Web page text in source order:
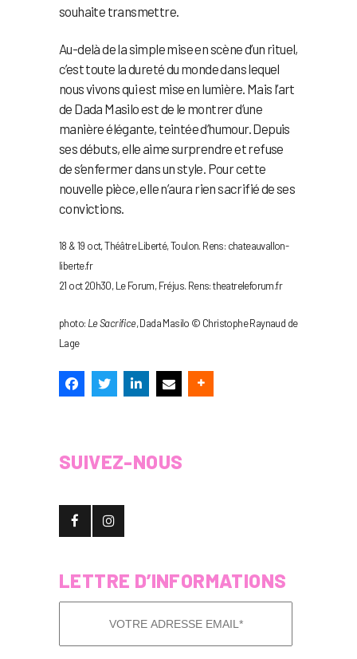
souhaite transmettre.
Au-delà de la simple mise en scène d’un rituel,
c’est toute la dureté du monde dans lequel
nous vivons qui est mise en lumière. Mais l’art
de Dada Masilo est de le montrer d’une
manière élégante, teintée d’humour. Depuis
ses débuts, elle aime surprendre et refuse
de s’enfermer dans un style. Pour cette
nouvelle pièce, elle n’aura rien sacrifié de ses
convictions.
18 & 19 oct, Théâtre Liberté, Toulon. Rens: chateauvallon-
liberte.fr
21 oct 20h30, Le Forum, Fréjus. Rens: theatreleforum.fr
photo: Le Sacrifice, Dada Masilo © Christophe Raynaud de
Lage
SUIVEZ-NOUS
LETTRE D’INFORMATIONS